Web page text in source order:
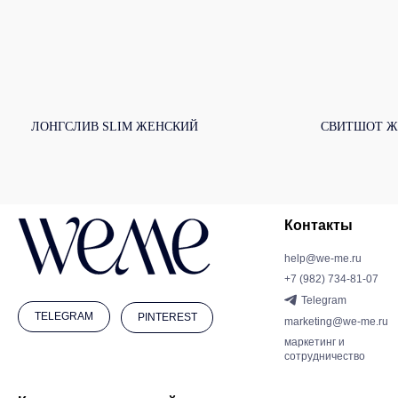
ЛОНГСЛИВ SLIM ЖЕНСКИЙ СВИТШОТ
Контакты
help@we-me.ru
+7 (982) 734-81-07
TELEGRAM PINTEREST
Telegram
marketing@we-me.ru
маркетинг и
сотрудничество